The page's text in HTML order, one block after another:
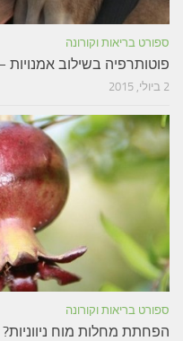
ספורט בריאות וקורונה
פוטותרפיה בשילוב
2 ביולי, 2015
ספורט בריאות וקורונה
הפחתת מחלות מוח